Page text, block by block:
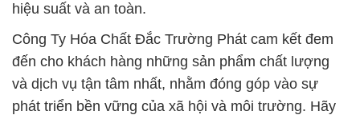
hiệu suất và an toàn.
Công Ty Hóa Chất Đắc Trường Phát cam kết đem
đến cho khách hàng những sản phẩm chất lượng
và dịch vụ tận tâm nhất, nhằm đóng góp vào sự
phát triển bền vững của xã hội và môi trường. Hãy